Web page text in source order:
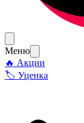
Меню
🔥 Акции
🏷 Уценка